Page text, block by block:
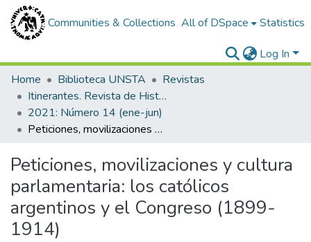
Communities & Collections All of DSpace Statistics
Log In
Home
Biblioteca UNSTA
Revistas
Itinerantes. Revista de Historia y Religión
2021: Número 14 (ene-jun)
Peticiones, movilizaciones y cultura parlamentaria: los católicos argentinos y el Congreso (1899-1914)
Peticiones, movilizaciones y cultura
parlamentaria: los católicos
argentinos y el Congreso (1899-
1914)